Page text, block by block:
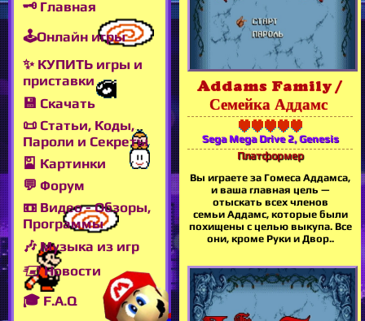
🗝 Главная
🕹Онлайн игры
✨ КУПИТЬ игры и
приставки
💾 Скачать
📜 Статьи, Коды,
Пароли и Секреты
🎴 Картинки
💬 Форум
📼 Видео - Обзоры,
Программы
🎶 Музыка из игр
🖅 Новости
🎓 F.A.Q
Addams Family /
Семейка Аддамс
Sega Mega Drive 2, Genesis
Платформер
Вы играете за Гомеса Аддамса,
и ваша главная цель —
отыскать всех членов
семьи Аддамс, которые были
похищены с целью выкупа. Все
они, кроме Руки и Двор..